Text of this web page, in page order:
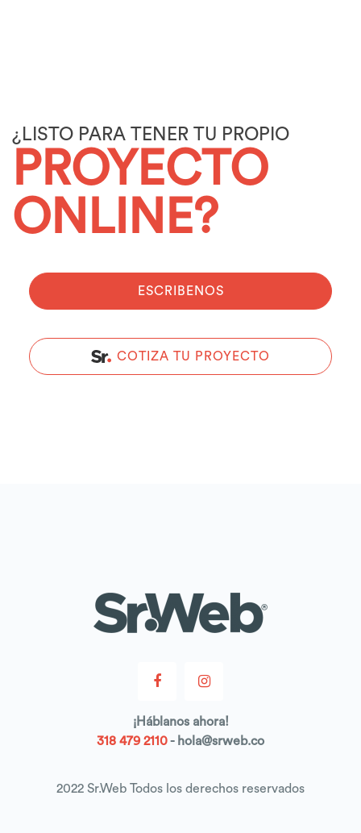
¿LISTO PARA TENER TU PROPIO
PROYECTO
ONLINE?
ESCRIBENOS
COTIZA TU PROYECTO
¡Háblanosahora!
318 479 2110- hola@srweb.co
2022 Sr.Web Todos los derechos reservados